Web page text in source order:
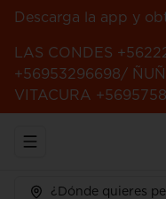
Descarga la app y
LAS CONDES
+56953296698/
VITACURA
Abrir menu de
¿Dónde quieres